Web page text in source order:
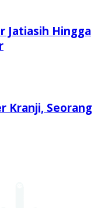
Jatiasih Hingga
Kranji, Seorang